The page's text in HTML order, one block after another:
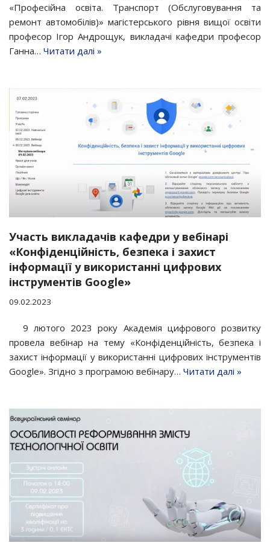
«Професійна освіта. Транспорт (Обслуговування та
ремонт автомобілів)» магістерського рівня вищої освіти
професор Ігор Андрощук, викладачі кафедри професор
Ганна… Читати далі »
Участь викладачів кафедри у вебінарі
«Конфіденційність, безпека і захист
інформації у використанні цифрових
інструментів Google»
09.02.2023
9 лютого 2023 року Академія цифрового розвитку
провела вебінар на тему «Конфіденційність, безпека і
захист інформації у використанні цифрових інструментів
Google». Згідно з програмою вебінару… Читати далі »